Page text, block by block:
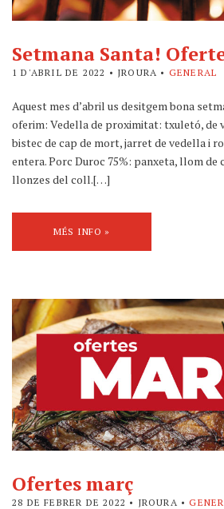
Setmana Santa!
1 D'ABRIL DE 2022 • JROURA • GENERAL
Aquest mes d’abril us desitgem bona
oferim: Vedella de proximitat: txuletó, de
bistec de cap de mort, jarret de vedella i
entera. Porc Duroc 75%: panxeta, llom de
llonzes del coll.[…]
MÉS INFO »
Ofertes març
28 DE FEBRER DE 2022 • JROURA •